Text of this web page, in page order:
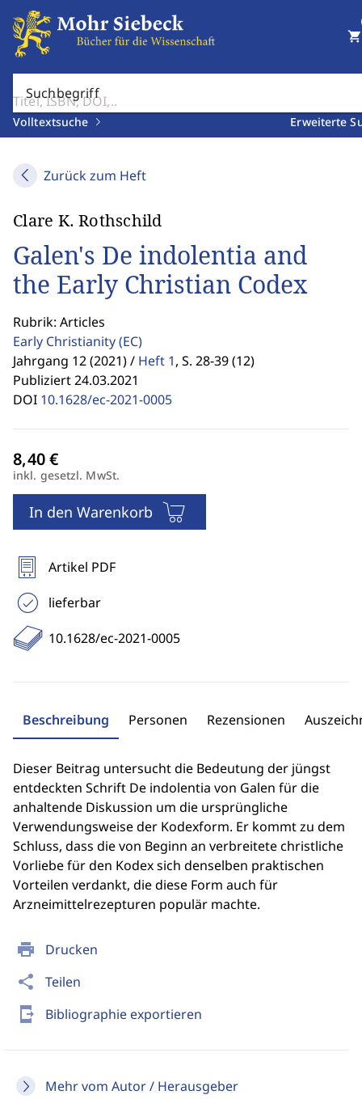
Suchbegriff
Volltextsuche Erweiterte
shopping_cart
Zurück zum Heft
print Drucken
share Teilen
send_to_mobile Bibliographie exportieren
Mehr vom Autor / Herausgeber
Clare K. Rothschild
Galen's De indolentia and
the Early Christian Codex
Rubrik: Articles
Early Christianity(EC)
Jahrgang 12 (2021) / Heft 1, S. 28-39 (12)
Publiziert 24.03.2021
DOI 10.1628/ec-2021-0005
inkl. gesetzl. MwSt.
In den Warenkorb
Artikel PDF
lieferbar
10.1628/ec-2021-0005
Beschreibung Personen Rezensionen
Dieser Beitrag untersucht die Bedeutung der jüngst
entdeckten Schrift De indolentia von Galen für die
anhaltende Diskussion um die ursprüngliche
Verwendungsweise der Kodexform. Er kommt zu dem
Schluss, dass die von Beginn an verbreitete christliche
Vorliebe für den Kodex sich denselben praktischen
Vorteilen verdankt, die diese Form auch für
Arzneimittelrezepturen populär machte.